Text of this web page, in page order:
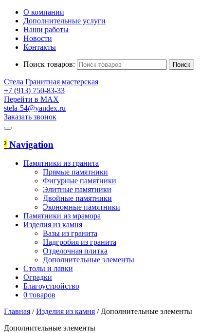
О компании
Дополнительные услуги
Наши работы
Новости
Контакты
Поиск товаров:
Стела Гранитная мастерская
+7 (913) 750-83-33
Перейти в MAX
stela-54@yandex.ru
Заказать звонок
² Navigation
Памятники из гранита
Прямые памятники
Фигурные памятники
Элитные памятники
Двойные памятники
Экономные памятники
Памятники из мрамора
Изделия из камня
Вазы из гранита
Надгробия из гранита
Отделочная плитка
Дополнительные элементы
Столы и лавки
Оградки
Благоустройство
0 товаров
Главная /Изделия из камня / Дополнительные элементы
Дополнительные элементы